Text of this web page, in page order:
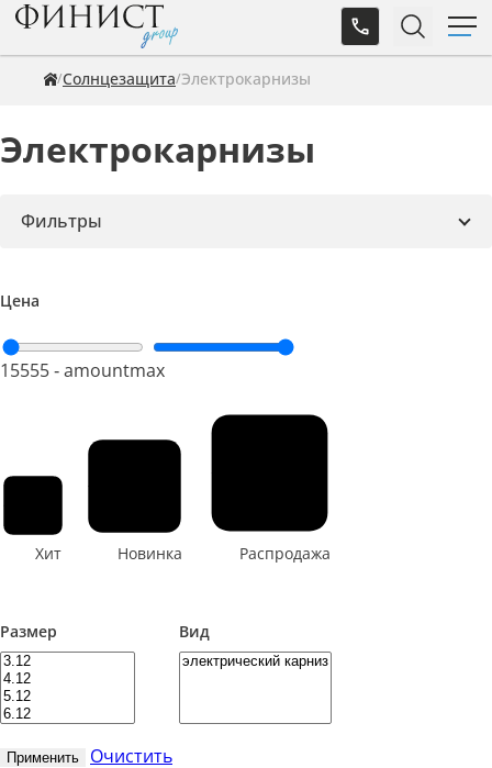
Солнцезащита Электрокарнизы
Электрокарнизы
Фильтры
Цена
15555‐amountmax
Хит Новинка Распродажа
Размер Вид
Очистить